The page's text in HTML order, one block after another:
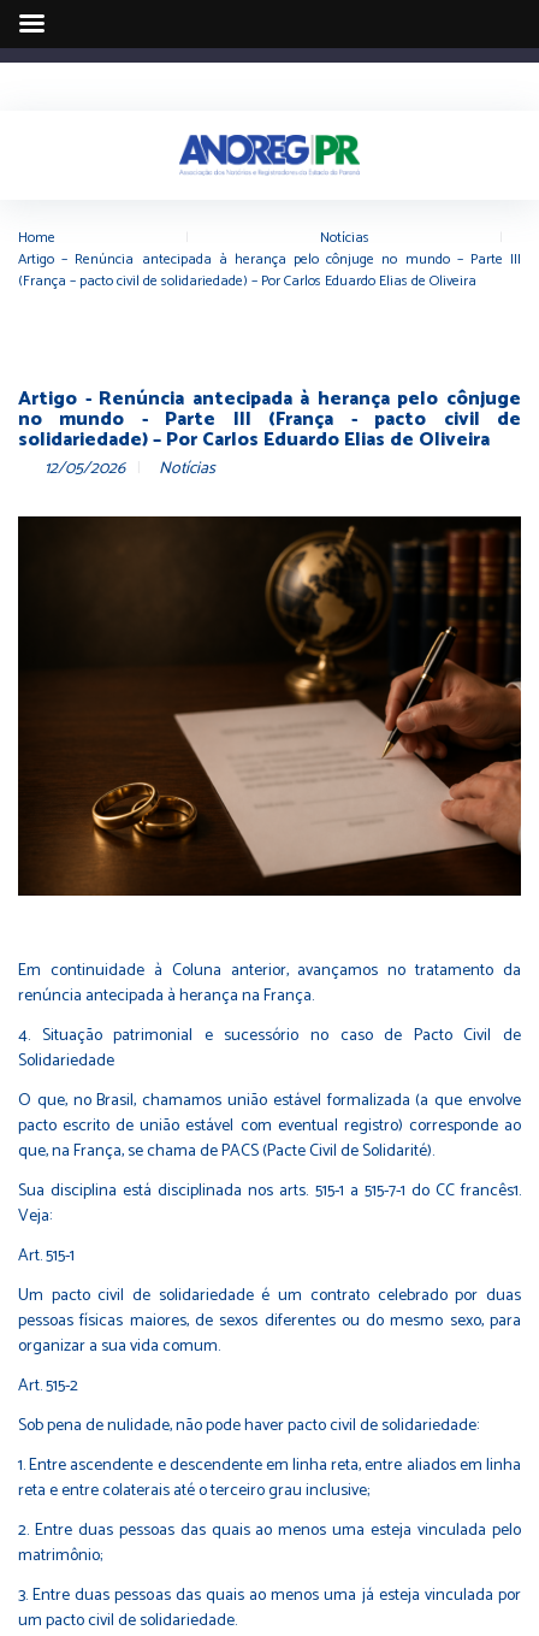
Home Notícias
Artigo – Renúncia antecipada à herança pelo cônjuge no mundo – Parte III
(França – pacto civil de solidariedade) – Por Carlos Eduardo Elias de Oliveira
Artigo - Renúncia antecipada à herança pelo cônjuge
no mundo - Parte III (França - pacto civil de
solidariedade) – Por Carlos Eduardo Elias de Oliveira
12/05/2026 Notícias
Em continuidade à Coluna anterior, avançamos no tratamento da
renúncia antecipada à herança na França.
4. Situação patrimonial e sucessório no caso de Pacto Civil de
Solidariedade
O que, no Brasil, chamamos união estável formalizada (a que envolve
pacto escrito de união estável com eventual registro) corresponde ao
que, na França, se chama de PACS (Pacte Civil de Solidarité).
Sua disciplina está disciplinada nos arts. 515-1 a 515-7-1 do CC francês1.
Veja:
Art. 515-1
Um pacto civil de solidariedade é um contrato celebrado por duas
pessoas físicas maiores, de sexos diferentes ou do mesmo sexo, para
organizar a sua vida comum.
Art. 515-2
Sob pena de nulidade, não pode haver pacto civil de solidariedade:
1. Entre ascendente e descendente em linha reta, entre aliados em linha
reta e entre colaterais até o terceiro grau inclusive;
2. Entre duas pessoas das quais ao menos uma esteja vinculada pelo
matrimônio;
3. Entre duas pessoas das quais ao menos uma já esteja vinculada por
um pacto civil de solidariedade.